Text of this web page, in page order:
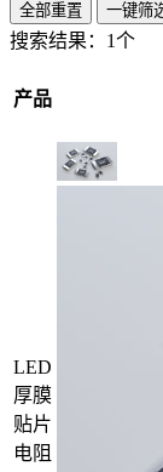
全部重置 一键筛
搜索结果： 1个
产品
LED
厚膜
贴片
电阻